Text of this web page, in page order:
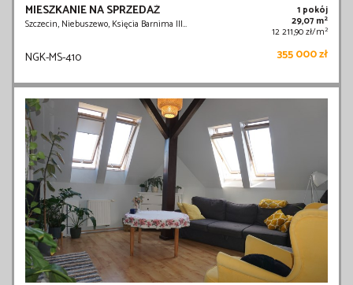
MIESZKANIE NA SPRZEDAŻ
Szczecin, Niebuszewo, Księcia Barnima III…
1 pokój
29,07 m2
12 211,90 zł/m2
NGK-MS-410 355 000 zł